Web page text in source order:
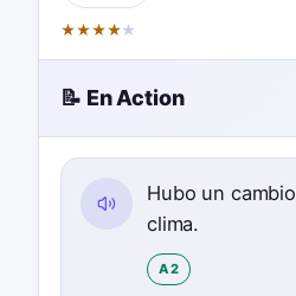
★★★★★
📝 En Action
Hubo un cambio
clima.
A2